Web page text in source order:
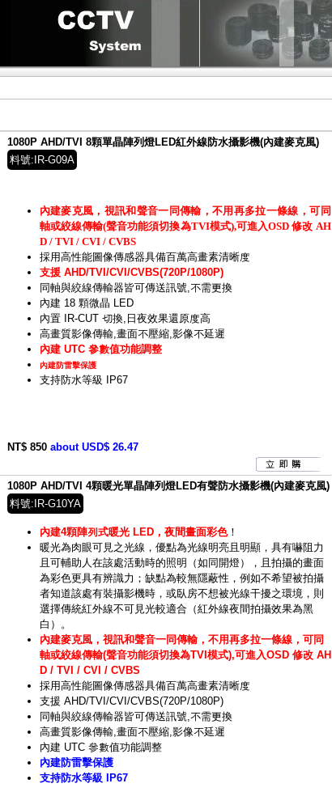
1080P AHD/TVI 8顆單晶陣列燈LED紅外線防水攝影機(內建麥克風)
料號:IR-G09A
內建麥克風，視訊和聲音一同傳輸，不用再多拉一條線，可同
軸或絞線傳輸(聲音功能須切換為TVI模式),可進入OSD 修改 AH
D / TVI / CVI / CVBS
採用高性能圖像傳感器具備百萬高畫素清晰度
支援 AHD/TVI/CVI/CVBS(720P/1080P)
同軸與絞線傳輸器皆可傳送訊號,不需更換
內建 18 顆微晶 LED
內置 IR-CUT 切換,日夜效果還原度高
高畫質影像傳輸,畫面不壓縮,影像不延遲
內建 UTC 參數值功能調整
內建防雷擊保護
支持防水等級 IP67
NT$ 850 about USD$ 26.47
1080P AHD/TVI 4顆暖光單晶陣列燈LED有聲防水攝影機(內建麥克風)
料號:IR-G10YA
內建4顆陣列式暖光 LED，夜間畫面彩色！
暖光為肉眼可見之光線， 優點為光線明亮且明顯，具有嚇阻力
且可輔助人在該處活動時的照明（如同開燈），且拍攝的畫面
為彩色更具有辨識力；缺點為較無隱蔽性，例如不希望被拍攝
者知道該處有裝攝影機時，或臥房不想被光線干擾之環境，則
選擇傳統紅外線不可見光較適合（紅外線夜間拍攝效果為黑
白）。
內建麥克風，視訊和聲音一同傳輸，不用再多拉一條線，可同
軸或絞線傳輸(聲音功能須切換為TVI模式),可進入OSD 修改 AH
D / TVI / CVI / CVBS
採用高性能圖像傳感器具備百萬高畫素清晰度
支援 AHD/TVI/CVI/CVBS(720P/1080P)
同軸與絞線傳輸器皆可傳送訊號,不需更換
高畫質影像傳輸,畫面不壓縮,影像不延遲
內建 UTC 參數值功能調整
內建防雷擊保護
支持防水等級 IP67